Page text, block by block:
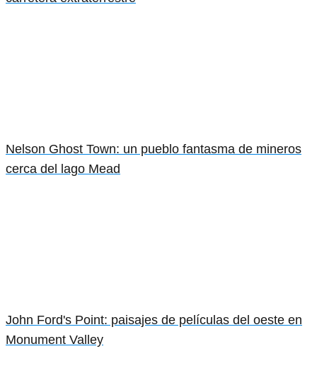
Nelson Ghost Town: un pueblo fantasma de mineros
cerca del lago Mead
John Ford's Point: paisajes de películas del oeste en
Monument Valley